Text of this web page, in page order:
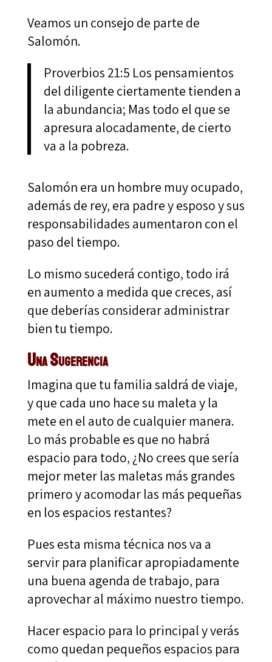
Veamos un consejo de parte de
Salomón.
Proverbios 21:5 Los pensamientos
del diligente ciertamente tienden a
la abundancia; Mas todo el que se
apresura alocadamente, de cierto
va a la pobreza.
Salomón era un hombre muy ocupado,
además de rey, era padre y esposo y sus
responsabilidades aumentaron con el
paso del tiempo.
Lo mismo sucederá contigo, todo irá
en aumento a medida que creces, así
que deberías considerar administrar
bien tu tiempo.
Una Sugerencia
Imagina que tu familia saldrá de viaje,
y que cada uno hace su maleta y la
mete en el auto de cualquier manera.
Lo más probable es que no habrá
espacio para todo, ¿No crees que sería
mejor meter las maletas más grandes
primero y acomodar las más pequeñas
en los espacios restantes?
Pues esta misma técnica nos va a
servir para planificar apropiadamente
una buena agenda de trabajo, para
aprovechar al máximo nuestro tiempo.
Hacer espacio para lo principal y verás
como quedan pequeños espacios para